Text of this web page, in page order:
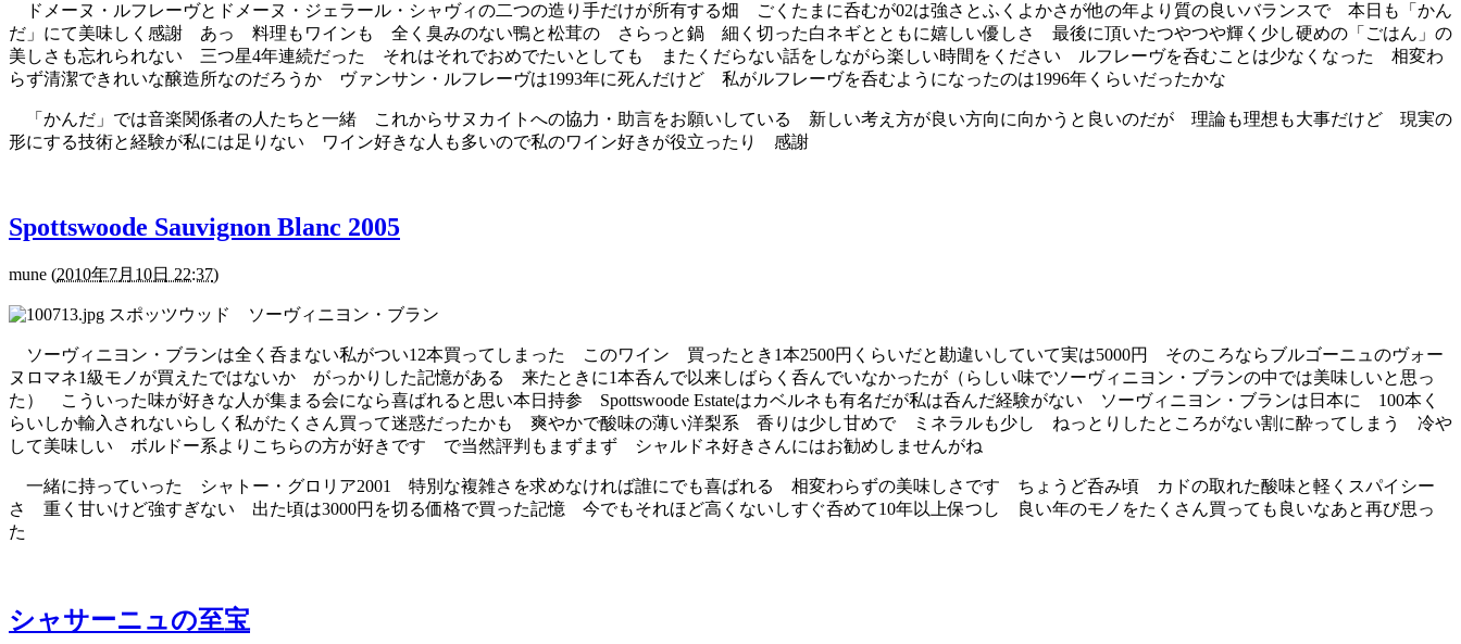
ドメーヌ・ルフレーヴとドメーヌ・ジェラール・シャヴィの二つの造り手だけが所有する畑 ごくたまに呑むが02は強さとふくよかさが他の年より質の良いバランスで 本日も「かん
だ」にて美味しく感謝 あっ 料理もワインも 全く臭みのない鴨と松茸の さらっと鍋 細く切った白ネギとともに嬉しい優しさ 最後に頂いたつやつや輝く少し硬めの「ごはん」の
美しさも忘れられない 三つ星4年連続だった それはそれでおめでたいとしても またくだらない話をしながら楽しい時間をください ルフレーヴを呑むことは少なくなった 相変わ
らず清潔できれいな醸造所なのだろうか ヴァンサン・ルフレーヴは1993年に死んだけど 私がルフレーヴを呑むようになったのは1996年くらいだったかな
「かんだ」では音楽関係者の人たちと一緒 これからサヌカイトへの協力・助言をお願いしている 新しい考え方が良い方向に向かうと良いのだが 理論も理想も大事だけど 現実の
形にする技術と経験が私には足りない ワイン好きな人も多いので私のワイン好きが役立ったり 感謝
Spottswoode Sauvignon Blanc 2005
mune (2010年7月10日 22:37)
スポッツウッド ソーヴィニヨン・ブラン
ソーヴィニヨン・ブランは全く呑まない私がつい12本買ってしまった このワイン 買ったとき1本2500円くらいだと勘違いしていて実は5000円 そのころならブルゴーニュのヴォー
ヌロマネ1級モノが買えたではないか がっかりした記憶がある 来たときに1本呑んで以来しばらく呑んでいなかったが（らしい味でソーヴィニヨン・ブランの中では美味しいと思っ
た） こういった味が好きな人が集まる会になら喜ばれると思い本日持参 Spottswoode Estateはカベルネも有名だが私は呑んだ経験がない ソーヴィニヨン・ブランは日本に 100本く
らいしか輸入されないらしく私がたくさん買って迷惑だったかも 爽やかで酸味の薄い洋梨系 香りは少し甘めで ミネラルも少し ねっとりしたところがない割に酔ってしまう 冷や
して美味しい ボルドー系よりこちらの方が好きです で当然評判もまずまず シャルドネ好きさんにはお勧めしませんがね
一緒に持っていった シャトー・グロリア2001 特別な複雑さを求めなければ誰にでも喜ばれる 相変わらずの美味しさです ちょうど呑み頃 カドの取れた酸味と軽くスパイシー
さ 重く甘いけど強すぎない 出た頃は3000円を切る価格で買った記憶 今でもそれほど高くないしすぐ呑めて10年以上保つし 良い年のモノをたくさん買っても良いなあと再び思っ
た
シャサーニュの至宝